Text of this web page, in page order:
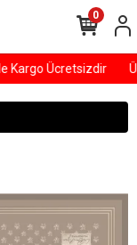
Ücretsizdir
0